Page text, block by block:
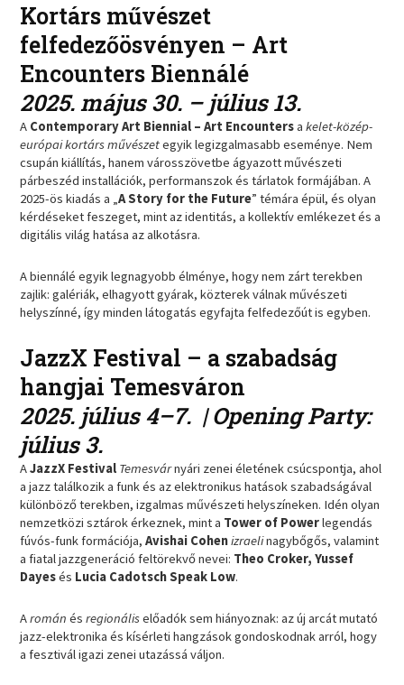
Kortárs művészet
felfedezőösvényen – Art
Encounters Biennálé
2025. május 30. – július 13.
A Contemporary Art Biennial – Art Encountersakelet-közép-
európai kortárs művészetegyik legizgalmasabb eseménye. Nem
csupán kiállítás, hanem városszövetbe ágyazott művészeti
párbeszéd installációk, performanszok és tárlatok formájában. A
2025-ös kiadás a „A Story for the Future” témára épül, és olyan
kérdéseket feszeget, mint az identitás, a kollektív emlékezet és a
digitális világ hatása az alkotásra.
A biennálé egyik legnagyobb élménye, hogy nem zárt terekben
zajlik: galériák, elhagyott gyárak, közterek válnak művészeti
helyszínné, így minden látogatás egyfajta felfedezőút is egyben.
JazzX Festival – a szabadság
hangjai Temesváron
2025. július 4–7. | Opening Party:
július 3.
AJazzX Festival Temesvárnyári zenei életének csúcspontja, ahol
a jazz találkozik a funk és az elektronikus hatások szabadságával
különböző terekben, izgalmas művészeti helyszíneken. Idén olyan
nemzetközi sztárok érkeznek, mint a Tower of Powerlegendás
fúvós-funk formációja,Avishai Cohenizraelinagybőgős, valamint
a fiatal jazzgeneráció feltörekvő nevei: Theo Croker, Yussef
Dayesés Lucia Cadotsch Speak Low.
Aromán ésregionáliselőadók sem hiányoznak: az új arcát mutató
jazz-elektronika és kísérleti hangzások gondoskodnak arról, hogy
a fesztivál igazi zenei utazássá váljon.